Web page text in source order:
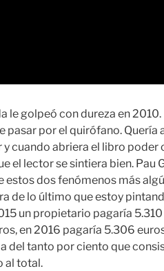
le golpeó con dureza en
por el quirófano. Quería
cuando abriera el libro poder
el lector se sintiera bien. Pau
dos fenómenos más
de lo último que estoy
un propietario pagaría
en 2016 pagaría 5.306
del tanto por ciento que
al total.